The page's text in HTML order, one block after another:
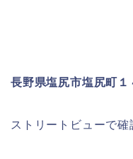
長野県塩尻市塩尻町１
ストリートビューで確